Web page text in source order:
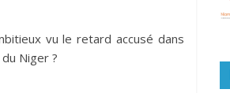
vu le retard accusé dans
Niger ?